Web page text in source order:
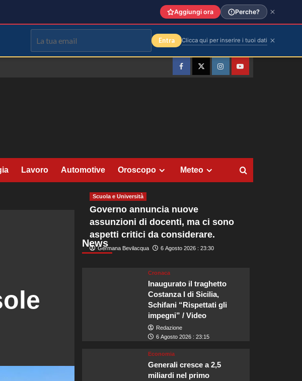
FacebookTwitterInstagramYouTube
Lavoro Automotive Oroscopo Meteo
News
Scuola e Università
Governo annuncia nuove
assunzioni di docenti, ma ci sono
aspetti critici da considerare.
Germana Bevilacqua 6 Agosto 2026 : 23:30
Cronaca
Inaugurato il traghetto
Costanza I di Sicilia,
Schifani “Rispettati gli
impegni” / Video
Redazione
6 Agosto 2026 : 23:15
Economia
Generali cresce a 2,5
miliardi nel primo
Aggiungi ora Perche?
Entra Clicca qui per inserire i tuoi dati